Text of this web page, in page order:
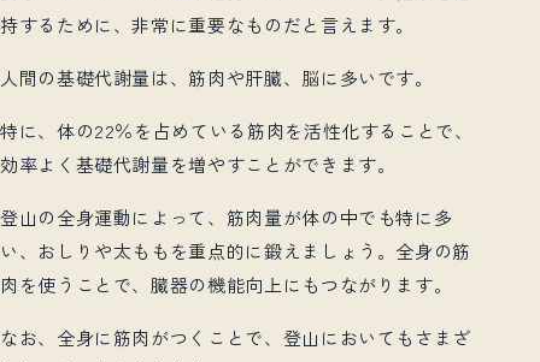
持するために、非常に重要なものだと言えます。
人間の基礎代謝量は、筋肉や肝臓、脳に多いです。
特に、体の22％を占めている筋肉を活性化することで、
効率よく基礎代謝量を増やすことができます。
登山の全身運動によって、筋肉量が体の中でも特に多
い、おしりや太ももを重点的に鍛えましょう。全身の筋
肉を使うことで、臓器の機能向上にもつながります。
なお、全身に筋肉がつくことで、登山においてもさまざ